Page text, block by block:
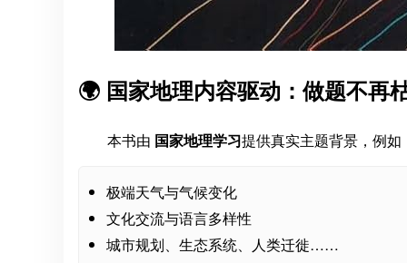
🌍 国家地理内容驱动：做题不再
本书由 国家地理学习提供真实主题背景，例如
极端天气与气候变化
文化交流与语言多样性
城市规划、生态系统、人类迁徙……